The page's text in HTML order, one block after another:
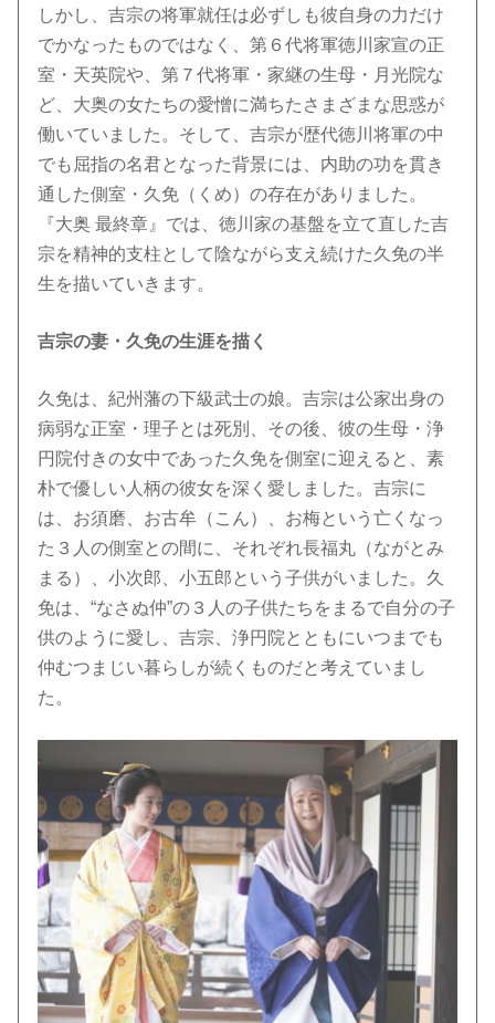
しかし、吉宗の将軍就任は必ずしも彼自身の力だけ
でかなったものではなく、第６代将軍徳川家宣の正
室・天英院や、第７代将軍・家継の生母・月光院な
ど、大奥の女たちの愛憎に満ちたさまざまな思惑が
働いていました。そして、吉宗が歴代徳川将軍の中
でも屈指の名君となった背景には、内助の功を貫き
通した側室・久免（くめ）の存在がありました。
『大奥 最終章』では、徳川家の基盤を立て直した吉
宗を精神的支柱として陰ながら支え続けた久免の半
生を描いていきます。
吉宗の妻・久免の生涯を描く
久免は、紀州藩の下級武士の娘。吉宗は公家出身の
病弱な正室・理子とは死別、その後、彼の生母・浄
円院付きの女中であった久免を側室に迎えると、素
朴で優しい人柄の彼女を深く愛しました。吉宗に
は、お須磨、お古牟（こん）、お梅という亡くなっ
た３人の側室との間に、それぞれ長福丸（ながとみ
まる）、小次郎、小五郎という子供がいました。久
免は、“なさぬ仲”の３人の子供たちをまるで自分の子
供のように愛し、吉宗、浄円院とともにいつまでも
仲むつまじい暮らしが続くものだと考えていまし
た。